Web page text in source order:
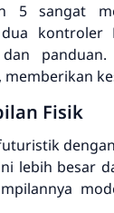
5sangat
kontroler
panduan.
memberikan
Fisik
lebih besar